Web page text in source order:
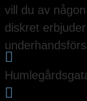
vill du av
diskret

